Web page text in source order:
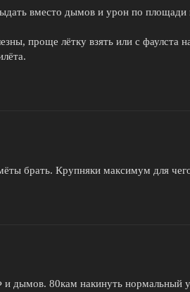
вместо дымов и урон по
проще лётку взять или с фаулста
брать. Крупняки максимум для
дымов. 80кам накинуть